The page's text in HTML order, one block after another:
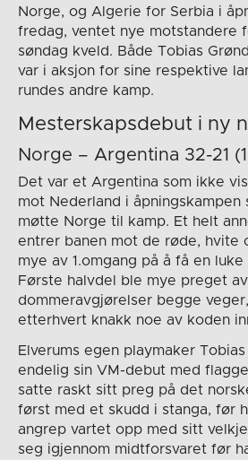
Norge, og Algerie for Serbia i
fredag, ventet nye motstandere
søndag kveld. Både Tobias
var i aksjon for sine respektive
rundes andre kamp.
Mesterskapsdebut i ny
Norge – Argentina 32-21
Det var et Argentina som ikke
mot Nederland i åpningskampen
møtte Norge til kamp. Et helt
entrer banen mot de røde, hvite
mye av 1.omgang på å få en
Første halvdel ble mye preget
dommeravgjørelser begge
etterhvert knakk noe av koden
Elverums egen playmaker
endelig sin VM-debut med
satte raskt sitt preg på det
først med et skudd i stanga, før
angrep vartet opp med sitt
seg igjennom midtforsvaret før